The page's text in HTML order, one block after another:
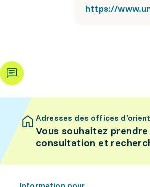
https://
Adresses des offices
Vous souhaitez
consultation et